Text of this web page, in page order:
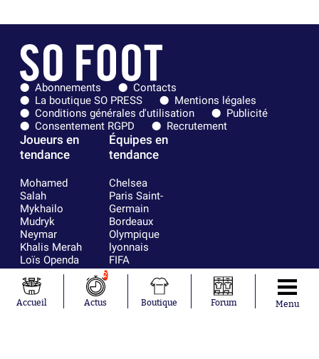
Abonnements
Contacts
La boutique SO PRESS
Mentions légales
Conditions générales d'utilisation
Publicité
Consentement RGPD
Recrutement
Joueurs en
tendance
Mohamed
Salah
Mykhailo
Mudryk
Neymar
Khalis Merah
Loïs Openda
Moussa
Niakhaté
Nicolás
Tagliafico
Équipes en
tendance
Chelsea
Paris Saint-
Germain
Bordeaux
Olympique
lyonnais
FIFA
Real Madrid
RC Strasbourg
AC Milan
France
Accueil
2
Actus Boutique Forum Menu